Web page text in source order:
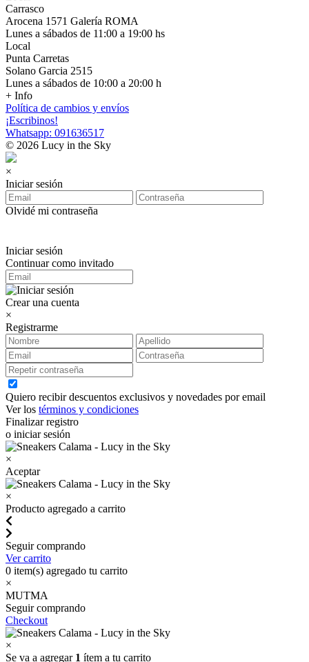
Carrasco
Arocena 1571 Galería ROMA
Lunes a sábados de 11:00 a 19:00 hs
Local
Punta Carretas
Solano Garcia 2515
Lunes a sábados de 10:00 a 20:00 h
+ Info
Política de cambios y envíos
¡Escribinos!
Whatsapp: 091636517
© 2026 Lucy in the Sky
×
Iniciar sesión
Olvidé mi contraseña
Iniciar sesión
Continuar como invitado
Crear una cuenta
×
Registrarme
Quiero recibir descuentos exclusivos y novedades por email
Ver los términos y condiciones
Finalizar registro
o iniciar sesión
×
Aceptar
×
Producto agregado a carrito
Seguir comprando
Ver carrito
0 item(s) agregado tu carrito
×
MUTMA
Seguir comprando
Checkout
×
Se va a agregar 1 ítem a tu carrito